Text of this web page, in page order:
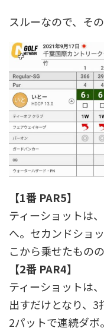
スルーなので、そ
【1番 PAR5】
ティーショットは
へ。セカンドショ
こから乗せたもの
【2番 PAR4】
ティーショットは
出すだけとなり、
2パットで連続ダボ。